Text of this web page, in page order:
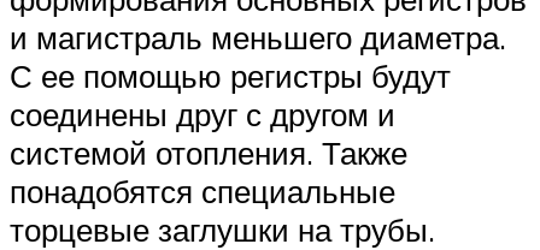
и магистраль меньшего диаметра.
С ее помощью регистры будут
соединены друг с другом и
системой отопления. Также
понадобятся специальные
торцевые заглушки на трубы.